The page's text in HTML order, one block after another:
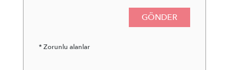
GÖNDER
* Zorunlu alanlar